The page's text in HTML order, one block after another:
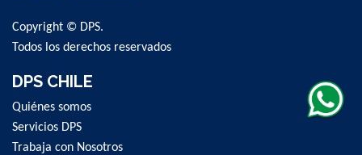
Copyright © DPS.
Todos los derechos reservados
DPS CHILE
Quiénes somos
Servicios DPS
Trabaja con Nosotros